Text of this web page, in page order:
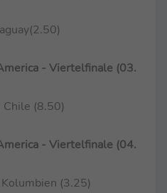
- Viertelfinale (03.
(8.50)
- Viertelfinale (04.
(3.25)